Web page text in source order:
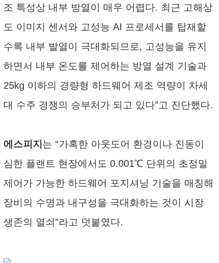
조 특성상 내부 방열이 매우 어렵다. 최근 고해상
도 이미지 센서와 고성능 AI 프로세서를 탑재할
수록 내부 발열이 극대화되므로, 고성능을 유지
하면서 내부 온도를 제어하는 방열 설계 기술과
25kg 이하의 경량형 하드웨어 제조 역량이 차세
대 수주 경쟁의 승부처가 되고 있다”고 진단했다.
에스피지 는 “가혹한 아웃도어 환경이나 진동이
심한 플랜트 현장에서도 0.001℃ 단위의 초정밀
제어가 가능한 하드웨어 포지셔닝 기술을 매칭해
장비의 수명과 내구성을 극대화하는 것이 시장
생존의 열쇠”라고 덧붙였다.